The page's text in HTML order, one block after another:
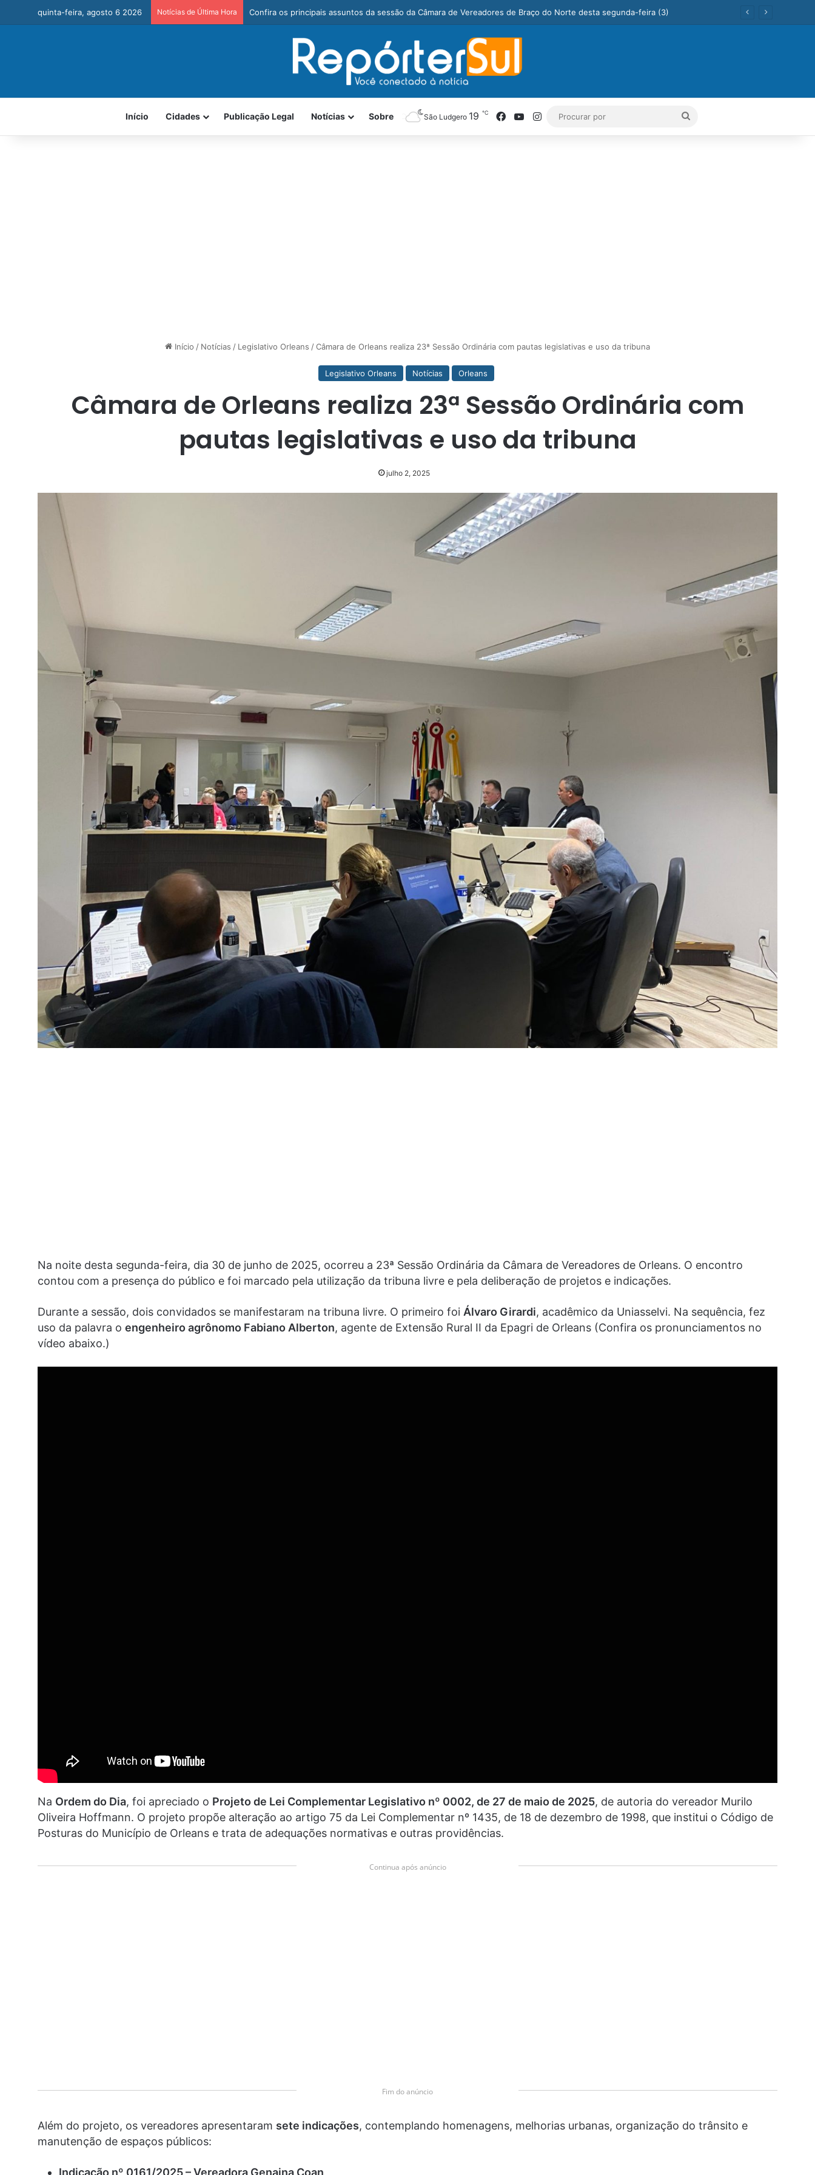
quinta-feira, agosto 6 2026 Notícias de Última Hora Carvoeiros e Cuzidos farão final inédita na Taça Cegero 2026
Início Cidades Publicação Legal Notícias Sobre São Ludgero 19 ℃ Facebook
YouTube
Instagram
por
Início / Notícias / Legislativo Orleans /Câmara de Orleans realiza 23ª Sessão Ordinária com pautas legislativas e uso da tribuna
Legislativo Orleans Notícias Orleans
Câmara de Orleans realiza 23ª Sessão Ordinária com
pautas legislativas e uso da tribuna
julho 2, 2025
Na noite desta segunda-feira, dia 30 de junho de 2025, ocorreu a 23ª Sessão Ordinária da Câmara de Vereadores de Orleans. O encontro
contou com a presença do público e foi marcado pela utilização da tribuna livre e pela deliberação de projetos e indicações.
Durante a sessão, dois convidados se manifestaram na tribuna livre. O primeiro foi Álvaro Girardi, acadêmico da Uniasselvi. Na sequência, fez
uso da palavra o engenheiro agrônomo Fabiano Alberton, agente de Extensão Rural II da Epagri de Orleans (Confira os pronunciamentos no
vídeo abaixo.)
Na Ordem do Dia, foi apreciado o Projeto de Lei Complementar Legislativo nº 0002, de 27 de maio de 2025, de autoria do vereador Murilo
Oliveira Hoffmann. O projeto propõe alteração ao artigo 75 da Lei Complementar nº 1435, de 18 de dezembro de 1998, que institui o Código de
Posturas do Município de Orleans e trata de adequações normativas e outras providências.
Continua após anúncio
Fim do anúncio
Além do projeto, os vereadores apresentaram sete indicações, contemplando homenagens, melhorias urbanas, organização do trânsito e
manutenção de espaços públicos: